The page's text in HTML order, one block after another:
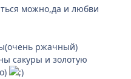
можно,да и любви
ржачный)
сакуры и золотую